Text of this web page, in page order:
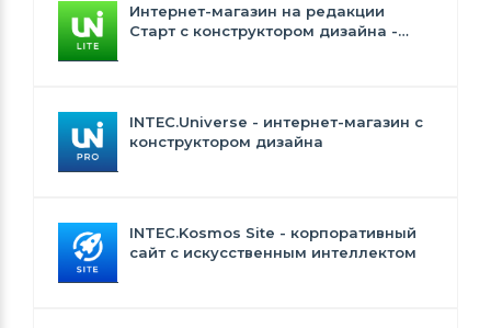
Интернет-магазин на редакции
Старт с конструктором дизайна -
INTEC.Universe - интернет-магазин с
конструктором дизайна
INTEC.Kosmos Site - корпоративный
сайт с искусственным интеллектом